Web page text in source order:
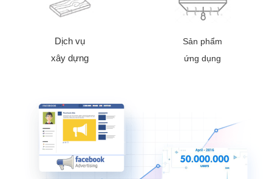
Dịch vụ
xây dựng
Sản phẩm
ứng dụng